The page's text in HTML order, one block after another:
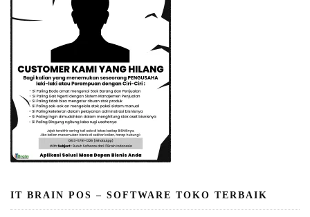
IT BRAIN POS – SOFTWARE TOKO TERBAIK